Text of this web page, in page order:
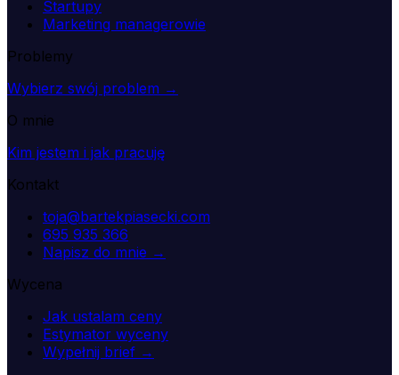
Startupy
Marketing managerowie
Problemy
Wybierz swój problem →
O mnie
Kim jestem i jak pracuję
Kontakt
toja@bartekpiasecki.com
695 935 366
Napisz do mnie →
Wycena
Jak ustalam ceny
Estymator wyceny
Wypełnij brief →